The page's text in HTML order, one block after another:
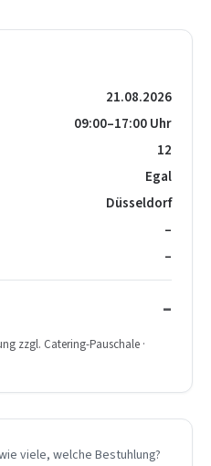
viele, welche Bestuhlung?
21.08.2026
09:00–17:00 Uhr
12
Egal
Düsseldorf
–
–
–
zzgl. Catering-Pauschale ·